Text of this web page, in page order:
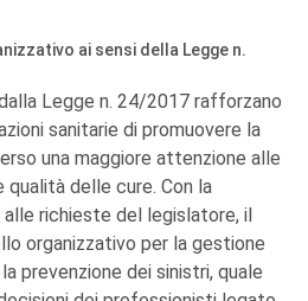
ai sensi della Legge n.
Legge n. 24/2017 rafforzano
sanitarie di promuovere la
una maggiore attenzione alle
delle cure. Con la
richieste del legislatore, il
organizzativo per la gestione
prevenzione dei sinistri, quale